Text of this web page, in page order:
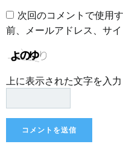
次回のコメントで使用
前、メールアドレス、サイ
上に表示された文字を入